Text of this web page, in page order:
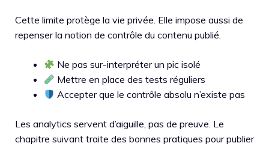
Cette limite protège la vie privée. Elle impose aussi de
repenser la notion de contrôle du contenu publié.
Ne pas sur-interpréter un pic isolé
Mettre en place des tests réguliers
Accepter que le contrôle absolu n’existe pas
Les analytics servent d’aiguille, pas de preuve. Le
chapitre suivant traite des bonnes pratiques pour publier